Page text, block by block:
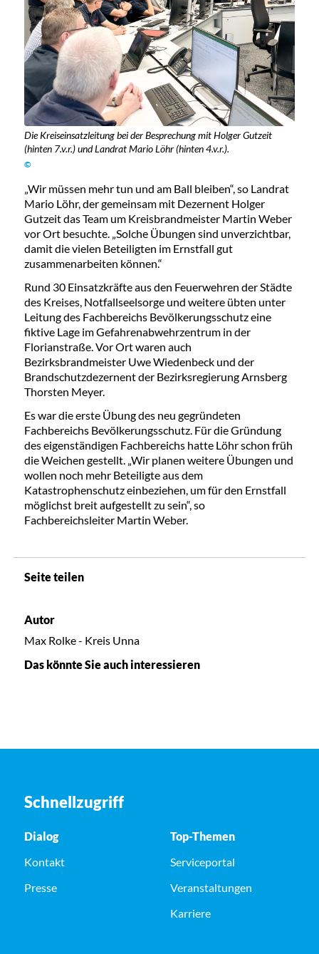
Die Kreiseinsatzleitung bei der Besprechung mit Holger Gutzeit
(hinten 7.v.r.) und Landrat Mario Löhr (hinten 4.v.r.).
©
„Wir müssen mehr tun und am Ball bleiben“, so Landrat
Mario Löhr, der gemeinsam mit Dezernent Holger
Gutzeit das Team um Kreisbrandmeister Martin Weber
vor Ort besuchte. „Solche Übungen sind unverzichtbar,
damit die vielen Beteiligten im Ernstfall gut
zusammenarbeiten können.“
Rund 30 Einsatzkräfte aus den Feuerwehren der Städte
des Kreises, Notfallseelsorge und weitere übten unter
Leitung des Fachbereichs Bevölkerungsschutz eine
fiktive Lage im Gefahrenabwehrzentrum in der
Florianstraße. Vor Ort waren auch
Bezirksbrandmeister Uwe Wiedenbeck und der
Brandschutzdezernent der Bezirksregierung Arnsberg
Thorsten Meyer.
Es war die erste Übung des neu gegründeten
Fachbereichs Bevölkerungsschutz. Für die Gründung
des eigenständigen Fachbereichs hatte Löhr schon früh
die Weichen gestellt. „Wir planen weitere Übungen und
wollen noch mehr Beteiligte aus dem
Katastrophenschutz einbeziehen, um für den Ernstfall
möglichst breit aufgestellt zu sein“, so
Fachbereichsleiter Martin Weber.
Seite teilen
Autor
Max Rolke - Kreis Unna
Das könnte Sie auch interessieren
Schnellzugriff
Dialog
Kontakt
Presse
Top-Themen
Serviceportal
Veranstaltungen
Karriere